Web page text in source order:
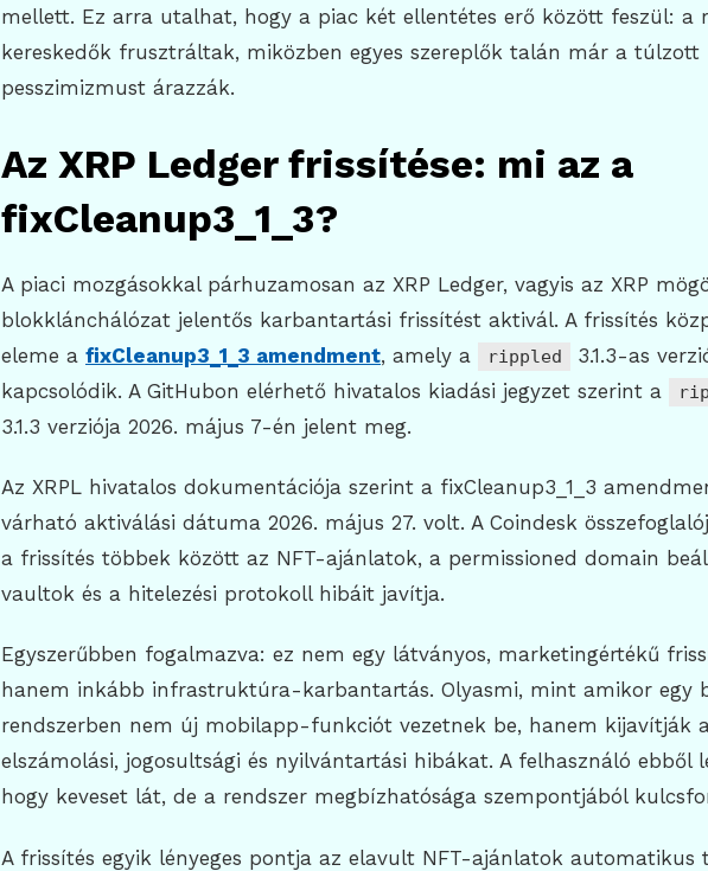
mellett. Ez arra utalhat, hogy a piac két ellentétes erő között feszül: a
kereskedők frusztráltak, miközben egyes szereplők talán már a túlzott
pesszimizmust árazzák.
Az XRP Ledger frissítése: mi az a
fixCleanup3_1_3?
A piaci mozgásokkal párhuzamosan az XRP Ledger, vagyis az XRP
blokklánchálózat jelentős karbantartási frissítést aktivál. A frissítés
eleme a fixCleanup3_1_3 amendment, amely a rippled
3.1.3-as
kapcsolódik. A GitHubon elérhető hivatalos kiadási jegyzet szerint a
3.1.3 verziója 2026. május 7-én jelent meg.
Az XRPL hivatalos dokumentációja szerint a fixCleanup3_1_3
várható aktiválási dátuma 2026. május 27. volt. A Coindesk
a frissítés többek között az NFT-ajánlatok, a permissioned domain
vaultok és a hitelezési protokoll hibáit javítja.
Egyszerűbben fogalmazva: ez nem egy látványos, marketingértékű
hanem inkább infrastruktúra-karbantartás. Olyasmi, mint amikor egy
rendszerben nem új mobilapp-funkciót vezetnek be, hanem kijavítják
elszámolási, jogosultsági és nyilvántartási hibákat. A felhasználó ebből
hogy keveset lát, de a rendszer megbízhatósága szempontjából
A frissítés egyik lényeges pontja az elavult NFT-ajánlatok automatikus